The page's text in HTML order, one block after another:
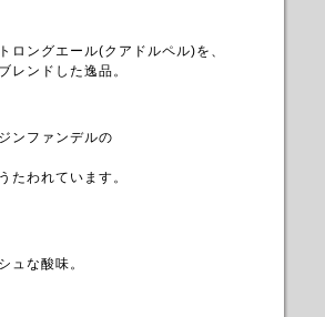
ロングエール(クアドルペル)を、
レンドした逸品。
ンファンデルの
われています。
な酸味。